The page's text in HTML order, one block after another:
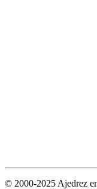
© 2000-2025 Ajedrez